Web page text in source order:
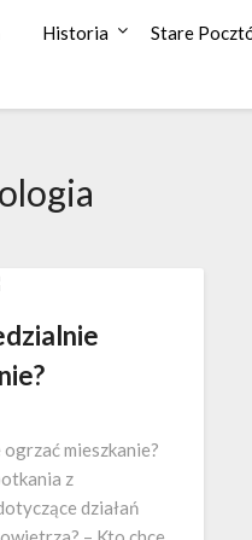
Historia Stare
mieszkanie?
z
działań